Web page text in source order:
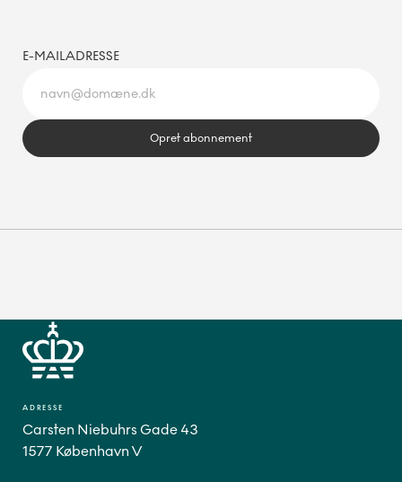
E-MAILADRESSE
Opret abonnement
ADRESSE
Carsten Niebuhrs Gade 43
1577 København V